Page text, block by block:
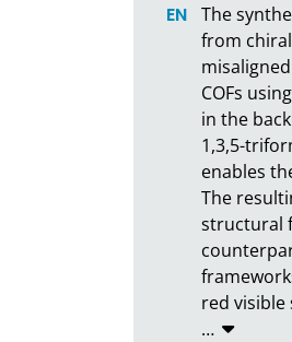
The
from
COFs
in the
1,3,5-
enables
The
structural
red
…